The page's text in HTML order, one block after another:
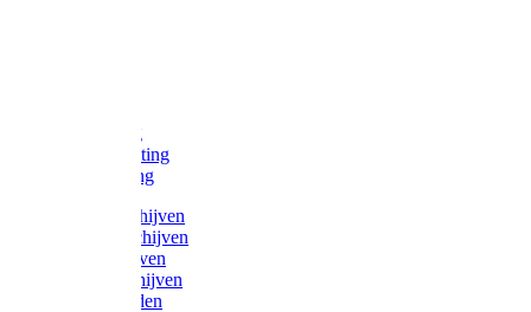
Voetketting
Scheepsketting
Victorketting
Afbraamschijven
Doorslijpschijven
Lamelschijven
Diamantschijven
Laselektroden